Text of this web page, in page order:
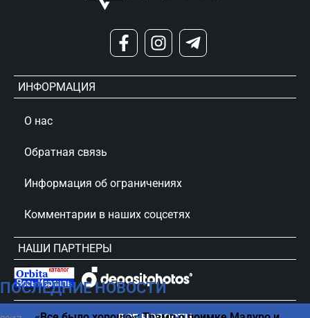
ПОСЛЕДНИЕ НОВОСТИ
ИНФОРМАЦИЯ
О нас
Обратная связь
Информация об ограничениях
Комментарии в наших соцсетях
НАШИ ПАРТНЕРЫ